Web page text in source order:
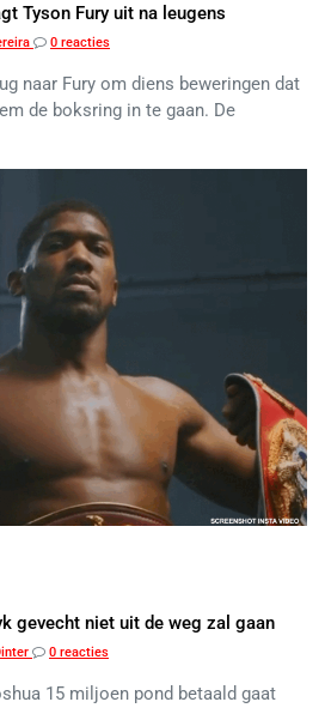
Tyson Fury uit na leugens
0 reacties
naar Fury om diens beweringen dat
de boksring in te gaan. De
gevecht niet uit de weg zal gaan
0 reacties
15 miljoen pond betaald gaat